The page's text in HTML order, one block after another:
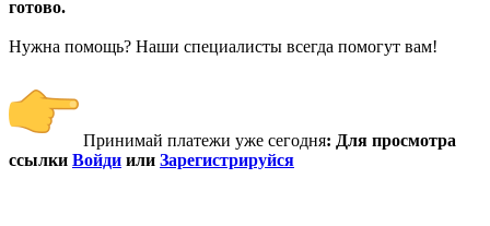
готово.
Нужна помощь? Наши специалисты всегда помогут вам!
Принимай платежи уже сегодня: Для просмотра
ссылки Войди или Зарегистрируйся